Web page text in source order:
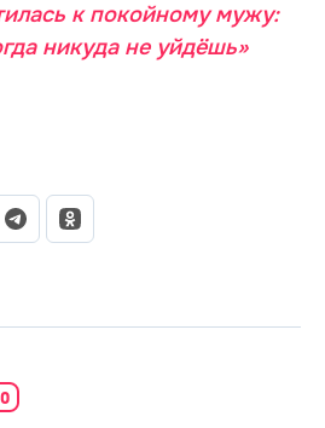
к покойному мужу:
никуда не уйдёшь»